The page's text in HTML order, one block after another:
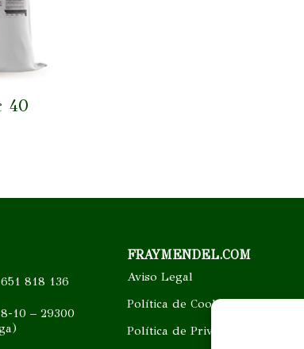
40
818 136
10 – 29300
FRAYMENDEL.COM
Aviso Legal
Política de Cookies
Política de Privacidad